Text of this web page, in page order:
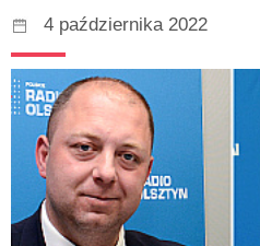
4 października 2022